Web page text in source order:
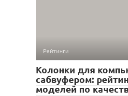
Рейтинги
Колонки для
сабвуфером:
моделей по